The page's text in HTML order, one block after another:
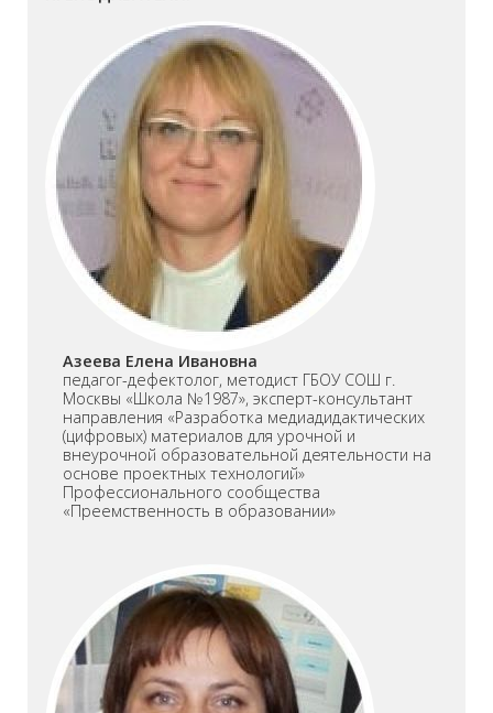
Азеева Елена Ивановна
педагог-дефектолог, методист ГБОУ СОШ г.
Москвы «Школа №1987», эксперт-консультант
направления «Разработка медиадидактических
(цифровых) материалов для урочной и
внеурочной образовательной деятельности на
основе проектных технологий»
Профессионального сообщества
«Преемственность в образовании»